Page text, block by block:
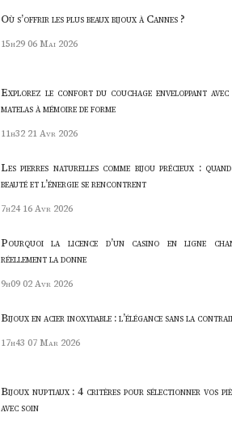
Où s’offrir les plus beaux bijoux à Cannes ?
15h29 06 Mai 2026
Explorez le confort du couchage enveloppant avec
matelas à mémoire de forme
11h32 21 Avr 2026
Les pierres naturelles comme bijou précieux :
beauté et l’énergie se rencontrent
7h24 16 Avr 2026
Pourquoi la licence d’un casino en ligne
réellement la donne
9h09 02 Avr 2026
Bijoux en acier inoxydable : l’élégance sans la
17h43 07 Mar 2026
Bijoux nuptiaux : 4 critères pour sélectionner vos
avec soin